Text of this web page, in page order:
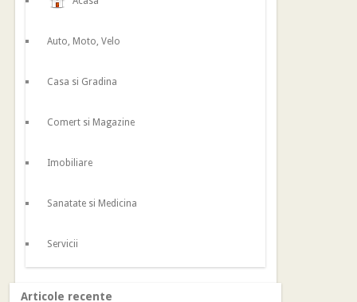
Auto, Moto, Velo
Casa si Gradina
Comert si Magazine
Imobiliare
Sanatate si Medicina
Servicii
Articole recente